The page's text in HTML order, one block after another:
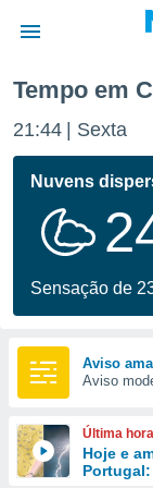
da
foi
fornecidas
a este
das
e
forma
digital
Tempo em
21:44 Sexta
Nuvens
Sensação de
Aviso
Aviso
Última hora
Hoje e